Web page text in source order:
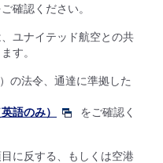
確認ください。
ユナイテッド航空との共
す。
の法令、通達に準拠した
語のみ）
をご確認く
に反する、もしくは空港